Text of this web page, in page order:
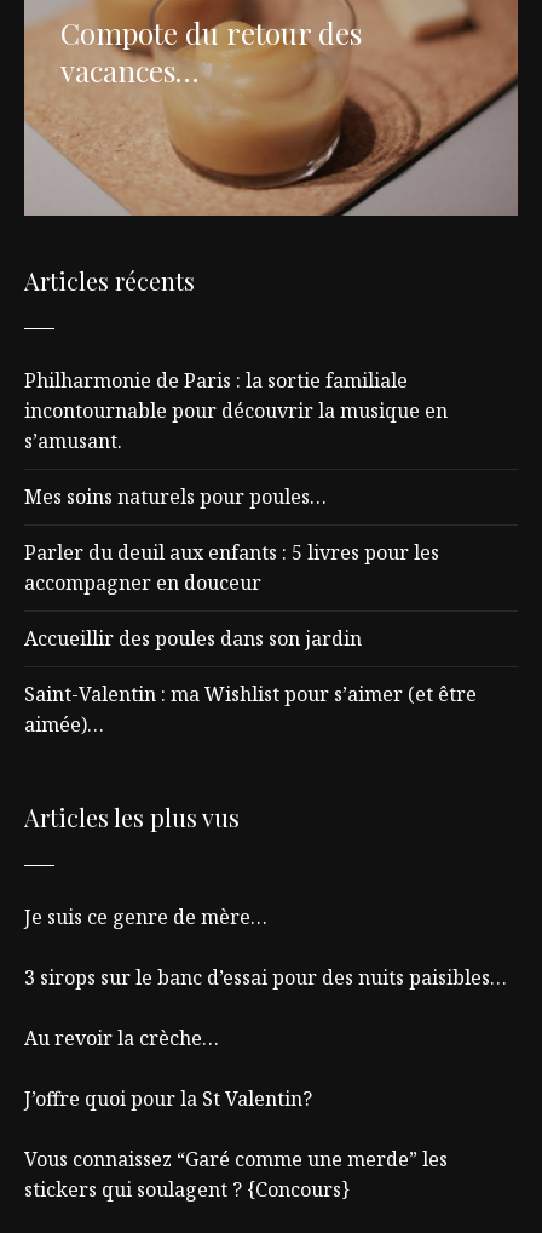
Compote du retour des
vacances…
Articles récents
Philharmonie de Paris : la sortie familiale
incontournable pour découvrir la musique en
s’amusant.
Mes soins naturels pour poules…
Parler du deuil aux enfants : 5 livres pour les
accompagner en douceur
Accueillir des poules dans son jardin
Saint-Valentin : ma Wishlist pour s’aimer (et être
aimée)…
Articles les plus vus
Je suis ce genre de mère…
3 sirops sur le banc d’essai pour des nuits paisibles…
Au revoir la crèche…
J’offre quoi pour la St Valentin?
Vous connaissez “Garé comme une merde” les
stickers qui soulagent ? {Concours}